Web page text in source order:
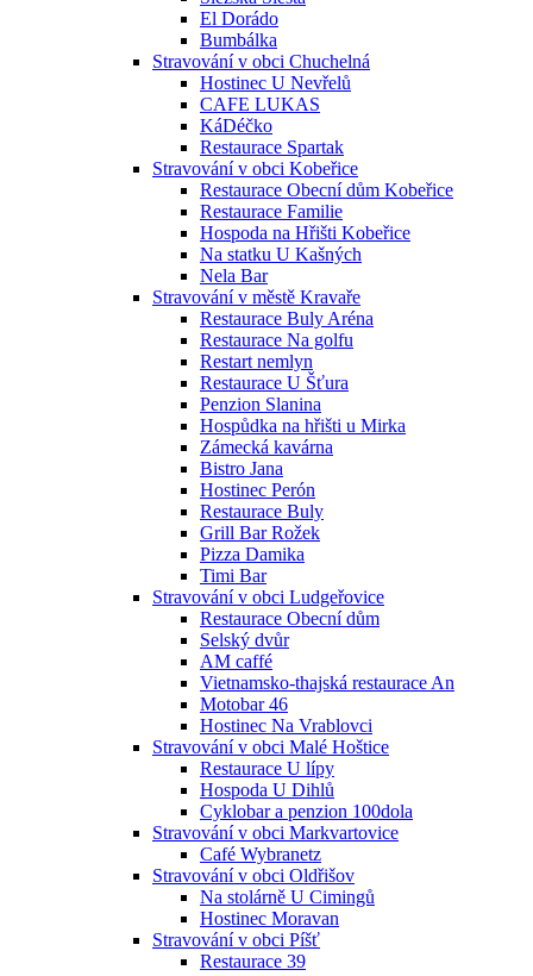
El Dorádo
Bumbálka
Stravování v obci Chuchelná
Hostinec U Nevřelů
CAFE LUKAS
KáDéčko
Restaurace Spartak
Stravování v obci Kobeřice
Restaurace Obecní dům Kobeřice
Restaurace Familie
Hospoda na Hřišti Kobeřice
Na statku U Kašných
Nela Bar
Stravování v městě Kravaře
Restaurace Buly Aréna
Restaurace Na golfu
Restart nemlyn
Restaurace U Šťura
Penzion Slanina
Hospůdka na hřišti u Mirka
Zámecká kavárna
Bistro Jana
Hostinec Perón
Restaurace Buly
Grill Bar Rožek
Pizza Damika
Timi Bar
Stravování v obci Ludgeřovice
Restaurace Obecní dům
Selský dvůr
AM caffé
Vietnamsko-thajská restaurace An
Motobar 46
Hostinec Na Vrablovci
Stravování v obci Malé Hoštice
Restaurace U lípy
Hospoda U Dihlů
Cyklobar a penzion 100dola
Stravování v obci Markvartovice
Café Wybranetz
Stravování v obci Oldřišov
Na stolárně U Cimingů
Hostinec Moravan
Stravování v obci Píšť
Restaurace 39